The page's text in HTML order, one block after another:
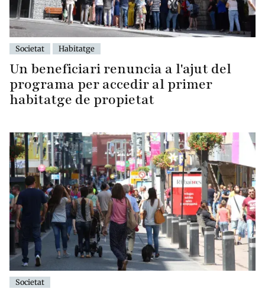
Societat Habitatge
Un beneficiari renuncia a l'ajut del
programa per accedir al primer
habitatge de propietat
Societat